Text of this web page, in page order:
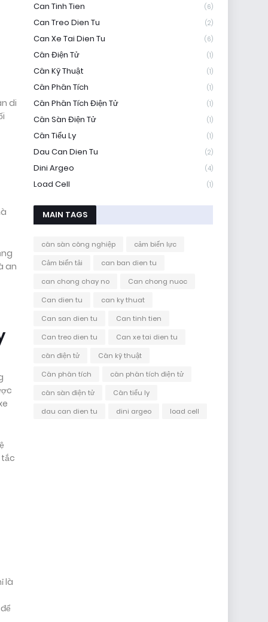
di
an
là
Can Tinh Tien (6)
Can Treo Dien Tu (2)
Can Xe Tai Dien Tu (6)
Cân Điện Tử (1)
Cân Kỹ Thuật (1)
Cân Phân Tích (1)
Cân Phân Tích Điện Tử (1)
Cân Sàn Điện Tử (1)
Cân Tiểu Ly (1)
Dau Can Dien Tu (2)
Dini Argeo (4)
Load Cell (1)
MAIN TAGS
cân sàn công nghiệp
cảm biến lực
Cảm biến tải
can ban dien tu
can chong chay no
Can chong nuoc
Can dien tu
can ky thuat
Can san dien tu
Can tinh tien
Can treo dien tu
Can xe tai dien tu
cân điện tử
Cân kỹ thuật
Cân phân tích
cân phân tích điện tử
cân sàn điện tử
Cân tiểu ly
dau can dien tu
dini argeo load cell